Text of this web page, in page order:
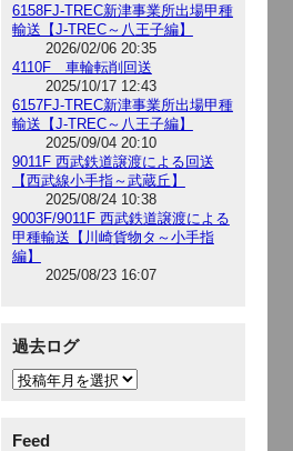
6158FJ-TREC新津事業所出場甲種
輸送【J-TREC～八王子編】
2026/02/06 20:35
4110F 車輪転削回送
2025/10/17 12:43
6157FJ-TREC新津事業所出場甲種
輸送【J-TREC～八王子編】
2025/09/04 20:10
9011F 西武鉄道譲渡による回送
【西武線小手指～武蔵丘】
2025/08/24 10:38
9003F/9011F 西武鉄道譲渡による
甲種輸送【川崎貨物タ～小手指
編】
2025/08/23 16:07
過去ログ
Feed